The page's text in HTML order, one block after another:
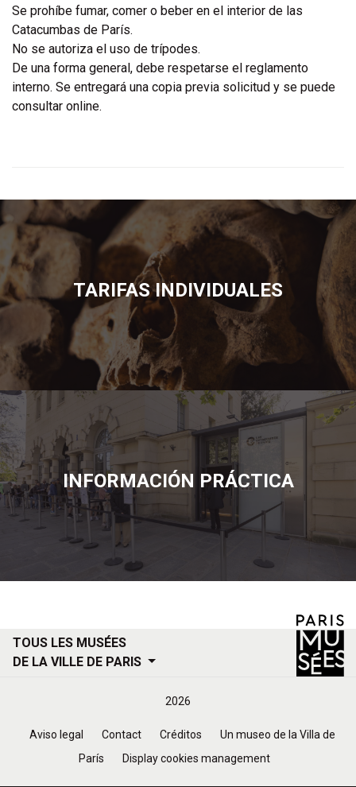
Se prohíbe fumar, comer o beber en el interior de las
Catacumbas de París.
No se autoriza el uso de trípodes.
De una forma general, debe respetarse el reglamento
interno. Se entregará una copia previa solicitud y se puede
consultar online.
TARIFAS INDIVIDUALES
INFORMACIÓN PRÁCTICA
TOUS LES MUSÉES
DE LA VILLE DE PARIS
2026
Aviso legal Contact Créditos
Un museo de la Villa de
París
Display cookies management